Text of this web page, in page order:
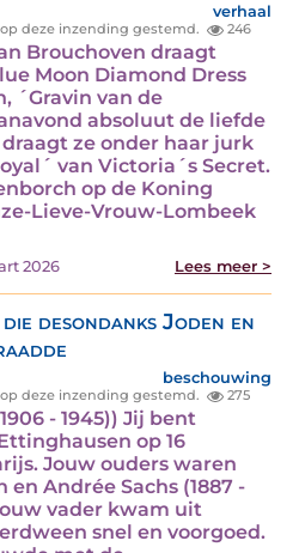
verhaal
deze inzending gestemd. 246
Brouchoven draagt
Moon Diamond Dress
´Gravin van de
absoluut de liefde
ze onder haar jurk
van Victoria´s Secret.
op de Koning
Lieve-Vrouw-Lombeek
2026 Lees meer >
desondanks Joden en
beschouwing
deze inzending gestemd. 275
- 1945)) Jij bent
op 16
Jouw ouders waren
Andrée Sachs (1887 -
vader kwam uit
snel en voorgoed.